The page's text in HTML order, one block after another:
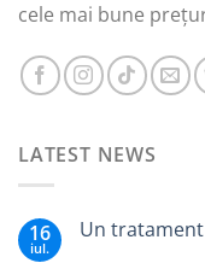
cele mai bune
LATEST NEWS
16
iul.
Un